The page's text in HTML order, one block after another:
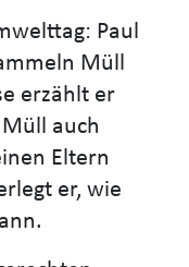
Paul
Müll
erzählt er
auch
Eltern
er, wie